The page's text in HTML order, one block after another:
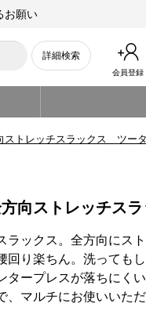
お願い
詳細検索
会員登録
トレッチスラックス ツー
向ストレッチス
ラックス。全方向にス
回り楽ちん。洗っても
タープレスが落ちにく
、マルチにお使いいた